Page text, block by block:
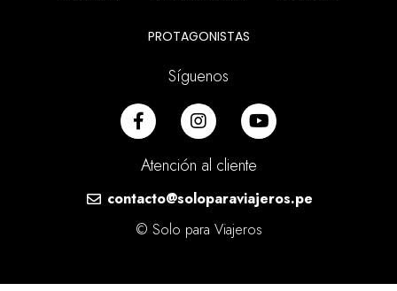
PROTAGONISTAS
Síguenos
Atención al cliente
contacto@soloparaviajeros.pe
© Solo para Viajeros